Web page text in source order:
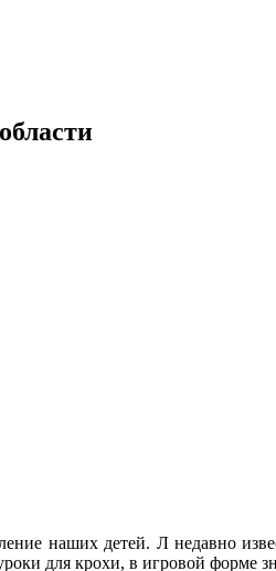
на­ших детей. Л недавно
для кро­хи, в игровой форме